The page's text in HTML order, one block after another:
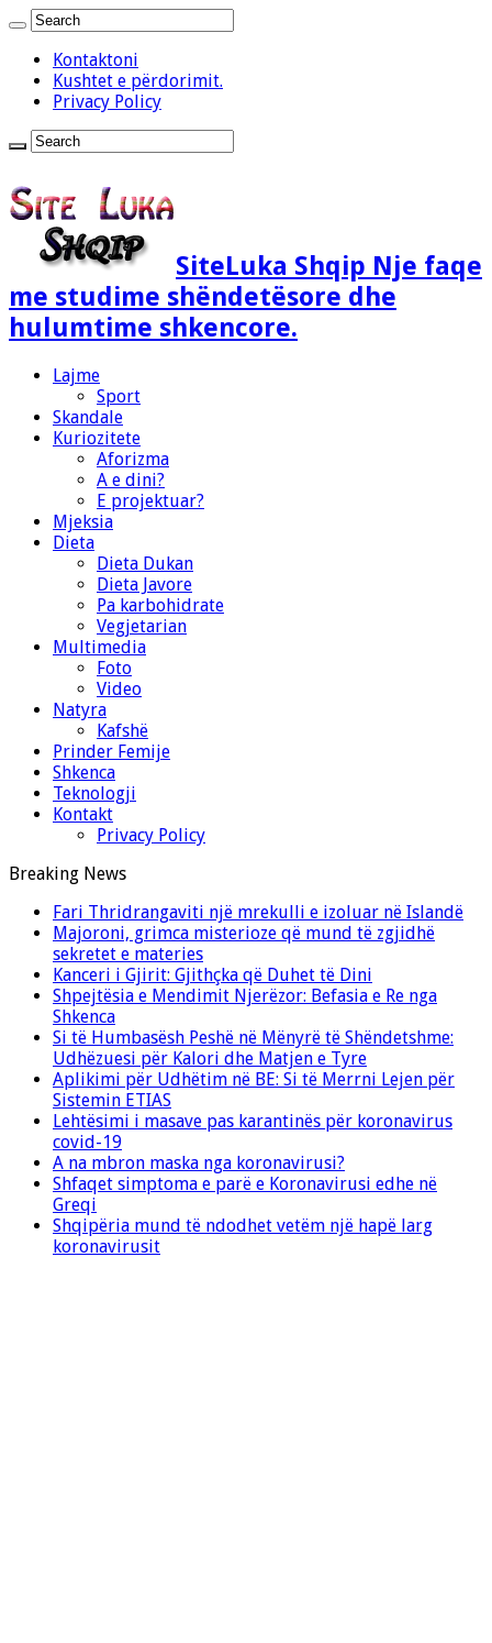
Kontaktoni
Kushtet e përdorimit.
Privacy Policy
SiteLuka Shqip Nje faqe
me studime shëndetësore dhe
hulumtime shkencore.
Lajme
Sport
Skandale
Kuriozitete
Aforizma
A e dini?
E projektuar?
Mjeksia
Dieta
Dieta Dukan
Dieta Javore
Pa karbohidrate
Vegjetarian
Multimedia
Foto
Video
Natyra
Kafshë
Prinder Femije
Shkenca
Teknologji
Kontakt
Privacy Policy
Breaking News
Fari Thridrangaviti një mrekulli e izoluar në Islandë
Majoroni, grimca misterioze që mund të zgjidhë
sekretet e materies
Kanceri i Gjirit: Gjithçka që Duhet të Dini
Shpejtësia e Mendimit Njerëzor: Befasia e Re nga
Shkenca
Si të Humbasësh Peshë në Mënyrë të Shëndetshme:
Udhëzuesi për Kalori dhe Matjen e Tyre
Aplikimi për Udhëtim në BE: Si të Merrni Lejen për
Sistemin ETIAS
Lehtësimi i masave pas karantinës për koronavirus
covid-19
A na mbron maska nga koronavirusi?
Shfaqet simptoma e parë e Koronavirusi edhe në
Greqi
Shqipëria mund të ndodhet vetëm një hapë larg
koronavirusit